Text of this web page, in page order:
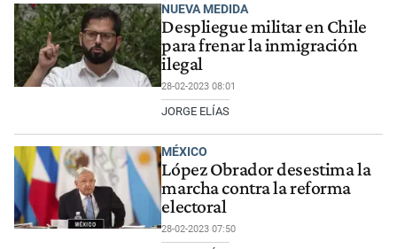
NUEVA MEDIDA
Despliegue militar en Chile
para frenar la inmigración
ilegal
28-02-2023 08:01
JORGE ELÍAS
MÉXICO
López Obrador desestima la
marcha contra la reforma
electoral
28-02-2023 07:50